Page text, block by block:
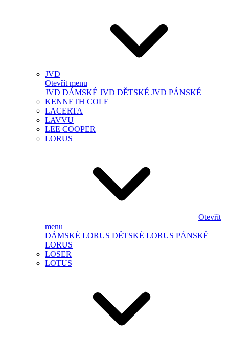
JVD
Otevřít menu
JVD DÁMSKÉ JVD DĚTSKÉ JVD PÁNSKÉ
KENNETH COLE
LACERTA
LAVVU
LEE COOPER
LORUS
Otevřít
menu
DÁMSKÉ LORUS DĚTSKÉ LORUS PÁNSKÉ
LORUS
LOSER
LOTUS